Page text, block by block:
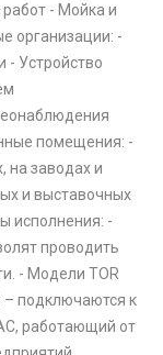
- Мойка и
организации: -
- Устройство
помещения: -
на заводах и
и выставочных
исполнения: -
проводить
- Модели TOR
подключаются к
работающий от